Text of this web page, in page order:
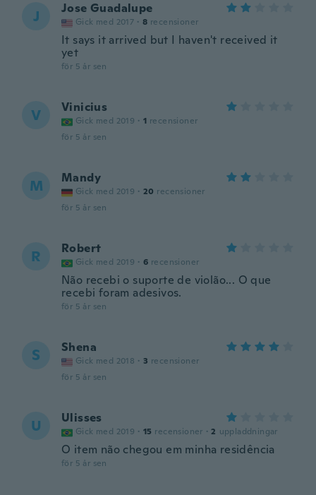
J Jose Guadalupe
Gick med 2017 · 8 recensioner
It says it arrived but I haven't received it
yet
för 5 år sen
V Vinicius
Gick med 2019 · 1 recensioner
för 5 år sen
M Mandy
Gick med 2019 · 20 recensioner
för 5 år sen
R Robert
Gick med 2019 · 6 recensioner
Não recebi o suporte de violão... O que
recebi foram adesivos.
för 5 år sen
S Shena
Gick med 2018 · 3 recensioner
för 5 år sen
U Ulisses
Gick med 2019 · 15 recensioner · 2 uppladdningar
O item não chegou em minha residência
för 5 år sen